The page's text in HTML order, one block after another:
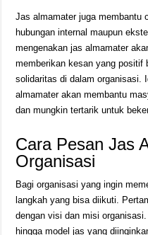
Jas almamater juga membantu
hubungan internal maupun
mengenakan jas almamater
memberikan kesan yang positif
solidaritas di dalam organisasi.
almamater akan membantu
dan mungkin tertarik untuk
Cara Pesan Jas
Organisasi
Bagi organisasi yang ingin
langkah yang bisa diikuti.
dengan visi dan misi
hingga model jas yang